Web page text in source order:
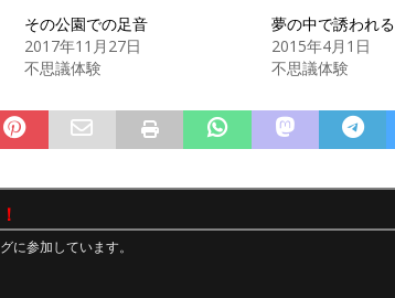
その公園での足音
2017年11月27日
不思議体験
夢の中で誘われる
2015年4月1日
不思議体験
に参加しています。